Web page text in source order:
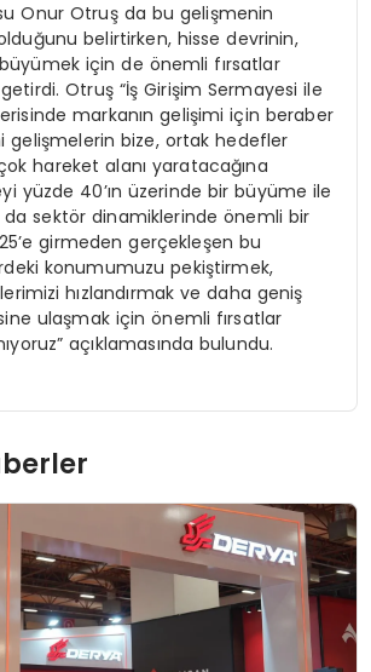
Onur Otruş da bu gelişmenin
belirtirken, hisse devrinin,
için de önemli fırsatlar
Otruş “İş Girişim Sermayesi ile
markanın gelişimi için beraber
gelişmelerin bize, ortak hedefler
hareket alanı yaratacağına
yüzde 40’ın üzerinde bir büyüme ile
da sektör dinamiklerinde önemli bir
girmeden gerçekleşen bu
konumumuzu pekiştirmek,
hızlandırmak ve daha geniş
ulaşmak için önemli fırsatlar
açıklamasında bulundu.